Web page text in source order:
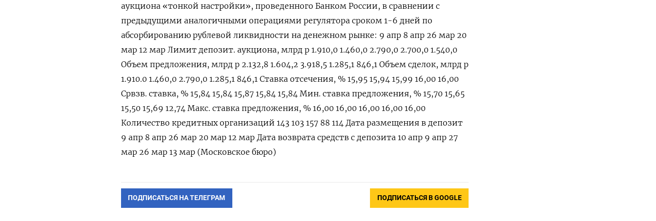
аукциона «тонкой настройки», проведенного Банком России, в сравнении с
предыдущими аналогичными операциями регулятора сроком 1-6 дней по
абсорбированию рублевой ликвидности на денежном рынке: 9 апр 8 апр 26 мар 20
мар 12 мар Лимит депозит. аукциона, млрд р 1.910,0 1.460,0 2.790,0 2.700,0 1.540,0
Объем предложения, млрд р 2.132,8 1.604,2 3.918,5 1.285,1 846,1 Объем сделок, млрд р
1.910.0 1.460,0 2.790,0 1.285,1 846,1 Ставка отсечения, % 15,95 15,94 15,99 16,00 16,00
Срвзв. ставка, % 15,84 15,84 15,87 15,84 15,84 Мин. ставка предложения, % 15,70 15,65
15,50 15,69 12,74 Макс. ставка предложения, % 16,00 16,00 16,00 16,00 16,00
Количество кредитных организаций 143 103 157 88 114 Дата размещения в депозит
9 апр 8 апр 26 мар 20 мар 12 мар Дата возврата средств с депозита 10 апр 9 апр 27
мар 26 мар 13 мар (Московское бюро)
ПОДПИСАТЬСЯ НА ТЕЛЕГРАМ ПОДПИСАТЬСЯ В GOOGLE